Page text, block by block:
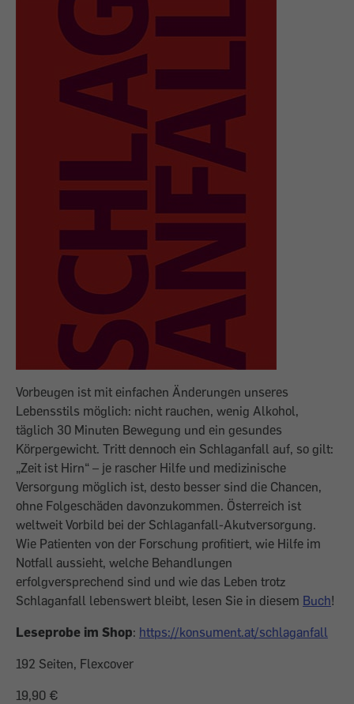
Vorbeugen ist mit einfachen Änderungen unseres
Lebensstils möglich: nicht rauchen, wenig Alkohol,
täglich 30 Minuten Bewegung und ein gesundes
Körpergewicht. Tritt dennoch ein Schlaganfall auf, so gilt:
„Zeit ist Hirn“ – je rascher Hilfe und medizinische
Versorgung möglich ist, desto besser sind die Chancen,
ohne Folgeschäden davonzukommen. Österreich ist
weltweit Vorbild bei der Schlaganfall-Akutversorgung.
Wie Patienten von der Forschung profitiert, wie Hilfe im
Notfall aussieht, welche Behandlungen
erfolgversprechend sind und wie das Leben trotz
Schlaganfall lebenswert bleibt, lesen Sie in diesem Buch!
Leseprobe im Shop: https://konsument.at/schlaganfall
192 Seiten, Flexcover
19,90 €